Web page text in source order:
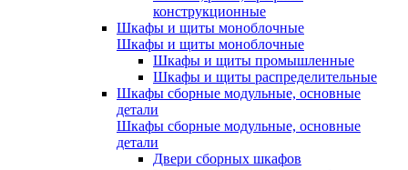
конструкционные
Шкафы и щиты моноблочные
Шкафы и щиты моноблочные
Шкафы и щиты промышленные
Шкафы и щиты распределительные
Шкафы сборные модульные, основные
детали
Шкафы сборные модульные, основные
детали
Двери сборных шкафов